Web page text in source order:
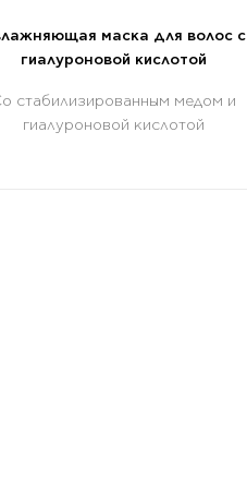
маска для волос с
гиалуроновой кислотой
стабилизированным медом и
гиалуроновой кислотой